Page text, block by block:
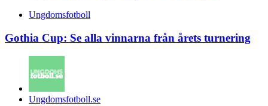
Ungdomsfotboll
Gothia Cup: Se alla vinnarna från årets turnering
Posted
Ungdomsfotboll.se